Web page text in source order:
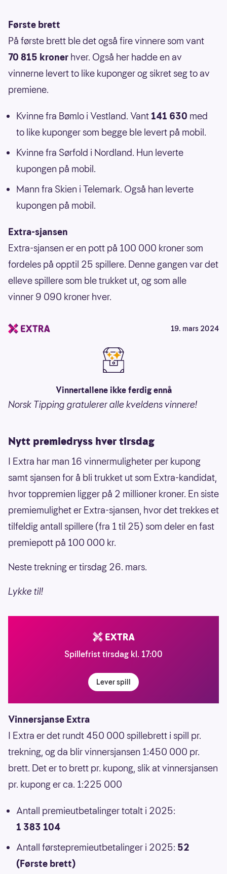
Første brett
På første brett ble det også fire vinnere som vant
70 815 kroner hver. Også her hadde en av
vinnerne levert to like kuponger og sikret seg to av
premiene.
Kvinne fra Bømlo i Vestland. Vant141 630 med
to like kuponger som begge ble levert på mobil.
Kvinne fra Sørfold i Nordland. Hun leverte
kupongen på mobil.
Mann fra Skien i Telemark. Også han leverte
kupongen på mobil.
Extra-sjansen
Extra-sjansen er en pott på 100 000 kroner som
fordeles på opptil 25 spillere. Denne gangen var det
elleve spillere som ble trukket ut, og som alle
vinner 9 090 kroner hver.
19. mars 2024
Vinnertallene ikke ferdig ennå
Norsk Tipping gratulerer alle kveldens vinnere!
Nytt premiedryss hver tirsdag
I Extra har man 16 vinnermuligheter per kupong
samt sjansen for å bli trukket ut som Extra-kandidat,
hvor toppremien ligger på 2 millioner kroner. En siste
premiemulighet er Extra-sjansen, hvor det trekkes et
tilfeldig antall spillere (fra 1 til 25) som deler en fast
premiepott på 100 000 kr.
Neste trekning er tirsdag 26. mars.
Lykke til!
Spillefrist tirsdag kl. 17:00
Lever spill
Vinnersjanse Extra
I Extra er det rundt 450 000 spillebrett i spill pr.
trekning, og da blir vinnersjansen 1:450 000 pr.
brett. Det er to brett pr. kupong, slik at vinnersjansen
pr. kupong er ca. 1:225 000
Antall premieutbetalinger totalt i 2025:
1 383 104
Antall førstepremieutbetalinger i 2025: 52
(Første brett)